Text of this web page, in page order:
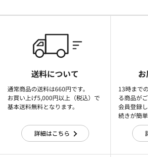
送料について
通常商品の送料は660円です。
お買い上げ5,000円以上（税込）で
基本送料無料となります。
詳細はこちら
13時まで
る商品がご
会員登録
続きが簡単